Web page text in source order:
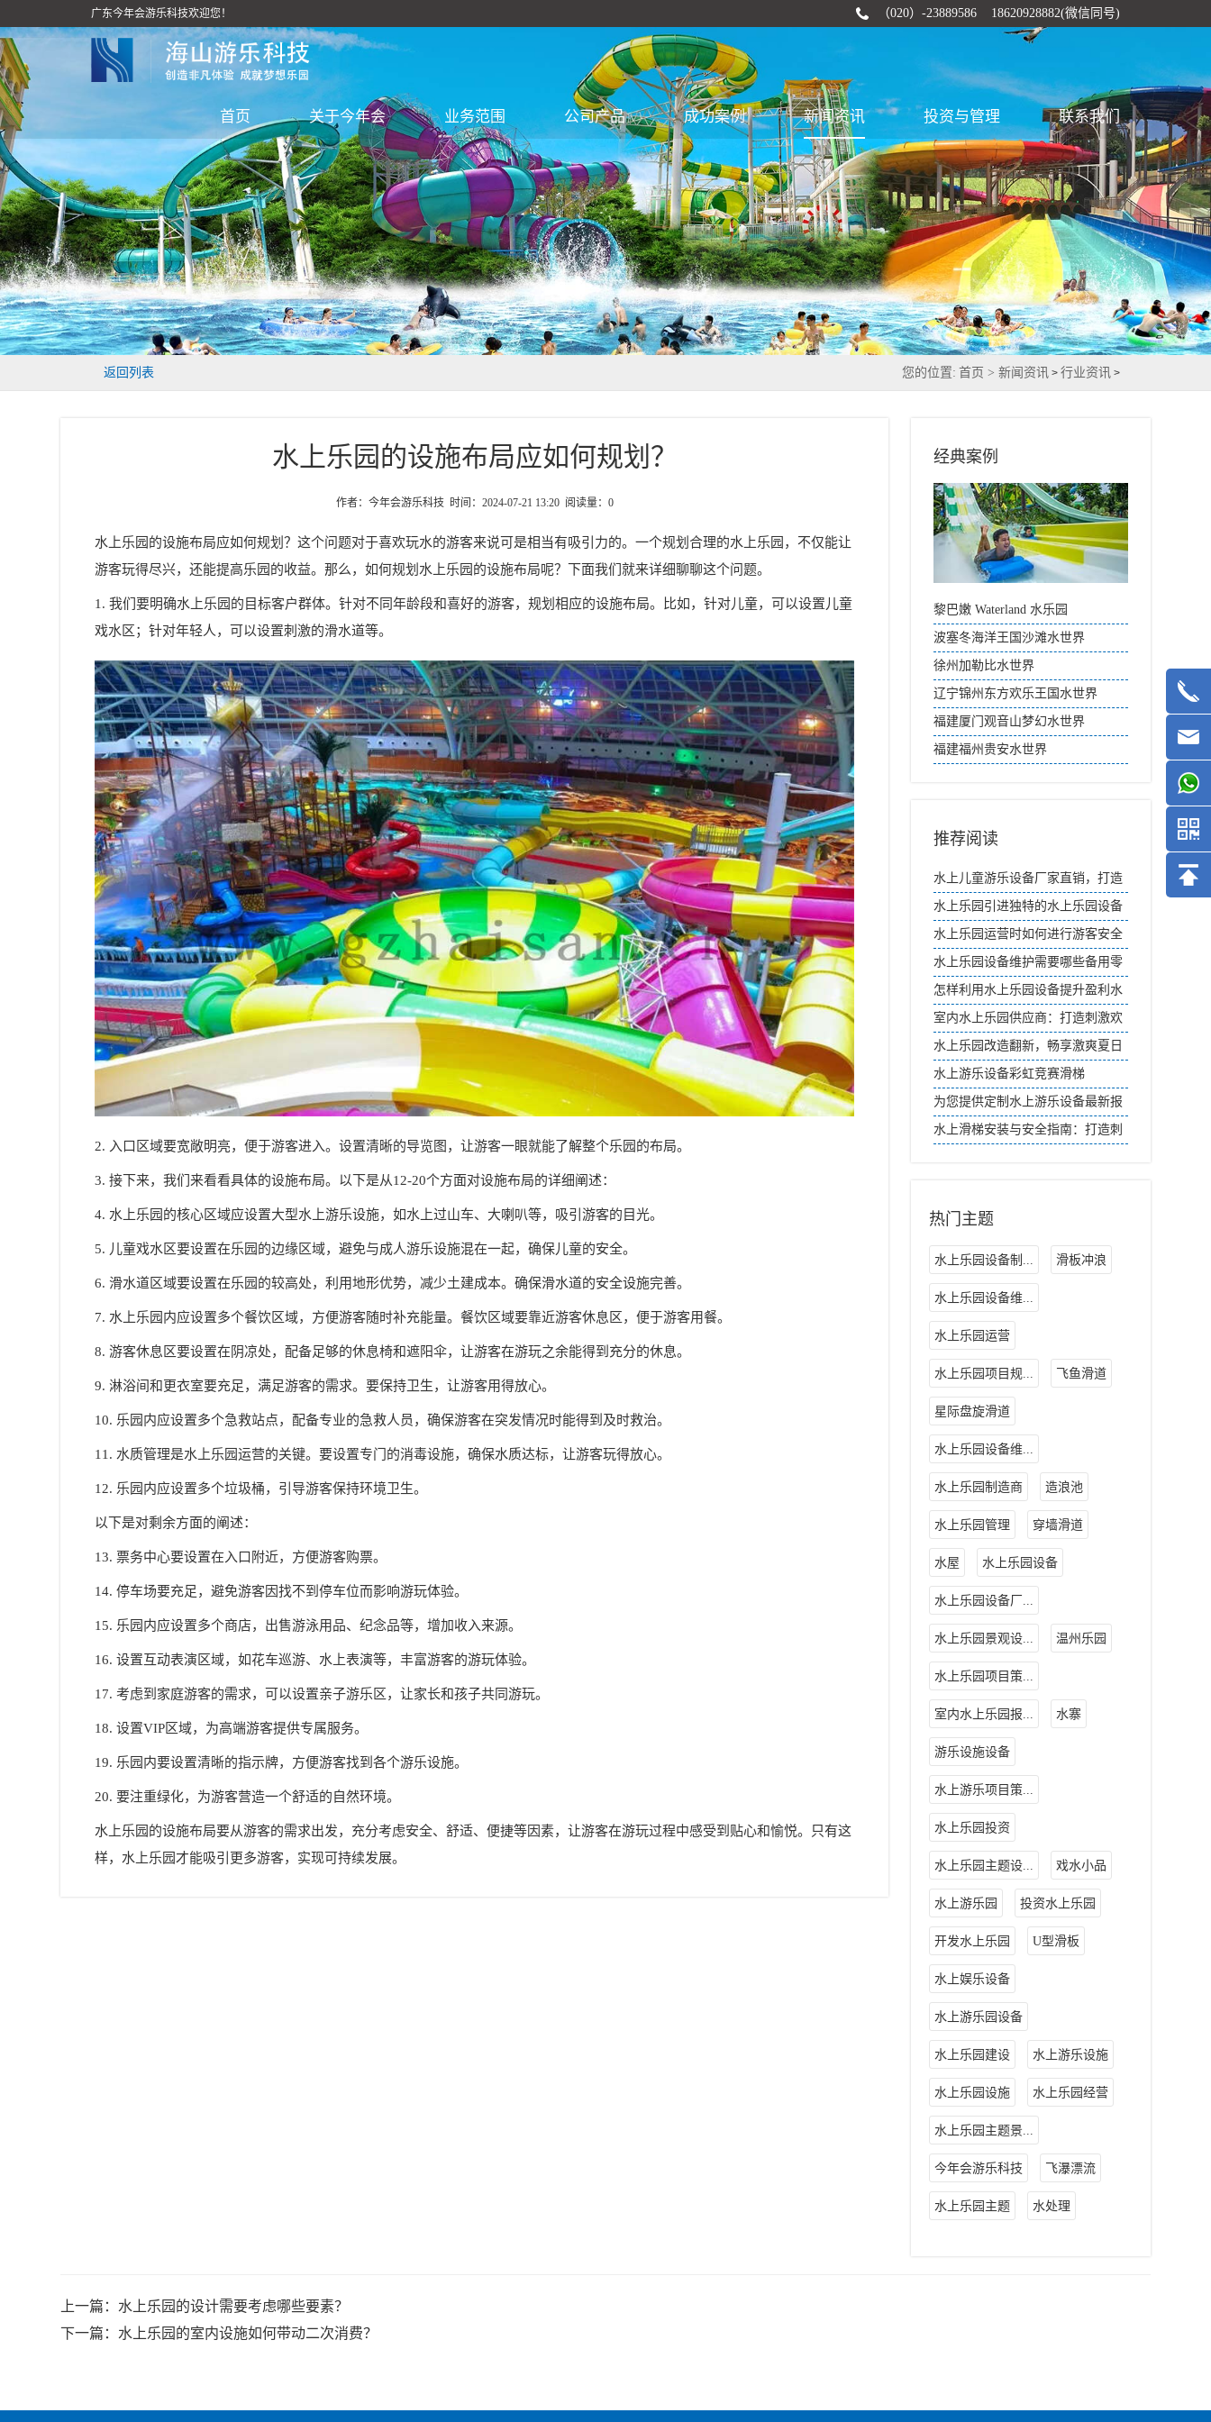
广东今年会游乐科技欢迎您！ （020）-23889586 18620928882(微信同号)
首页 关于今年会 业务范围 公司产品 成功案例 新闻资讯 投资与管理 联系我们
返回列表 您的位置: 首页 >新闻资讯 >行业资讯 >
水上乐园的设施布局应如何规划？
作者：今年会游乐科技 时间：2024-07-21 13:20 阅读量： 0
水上乐园的设施布局应如何规划？这个问题对于喜欢玩水的游客来说可是相当有吸引力的。一个规划合理的水上乐园，不仅能让
游客玩得尽兴，还能提高乐园的收益。那么，如何规划水上乐园的设施布局呢？下面我们就来详细聊聊这个问题。
1. 我们要明确水上乐园的目标客户群体。针对不同年龄段和喜好的游客，规划相应的设施布局。比如，针对儿童，可以设置儿童
戏水区；针对年轻人，可以设置刺激的滑水道等。
2. 入口区域要宽敞明亮，便于游客进入。设置清晰的导览图，让游客一眼就能了解整个乐园的布局。
3. 接下来，我们来看看具体的设施布局。以下是从12-20个方面对设施布局的详细阐述：
4. 水上乐园的核心区域应设置大型水上游乐设施，如水上过山车、大喇叭等，吸引游客的目光。
5. 儿童戏水区要设置在乐园的边缘区域，避免与成人游乐设施混在一起，确保儿童的安全。
6. 滑水道区域要设置在乐园的较高处，利用地形优势，减少土建成本。确保滑水道的安全设施完善。
7. 水上乐园内应设置多个餐饮区域，方便游客随时补充能量。餐饮区域要靠近游客休息区，便于游客用餐。
8. 游客休息区要设置在阴凉处，配备足够的休息椅和遮阳伞，让游客在游玩之余能得到充分的休息。
9. 淋浴间和更衣室要充足，满足游客的需求。要保持卫生，让游客用得放心。
10. 乐园内应设置多个急救站点，配备专业的急救人员，确保游客在突发情况时能得到及时救治。
11. 水质管理是水上乐园运营的关键。要设置专门的消毒设施，确保水质达标，让游客玩得放心。
12. 乐园内应设置多个垃圾桶，引导游客保持环境卫生。
以下是对剩余方面的阐述：
13. 票务中心要设置在入口附近，方便游客购票。
14. 停车场要充足，避免游客因找不到停车位而影响游玩体验。
15. 乐园内应设置多个商店，出售游泳用品、纪念品等，增加收入来源。
16. 设置互动表演区域，如花车巡游、水上表演等，丰富游客的游玩体验。
17. 考虑到家庭游客的需求，可以设置亲子游乐区，让家长和孩子共同游玩。
18. 设置VIP区域，为高端游客提供专属服务。
19. 乐园内要设置清晰的指示牌，方便游客找到各个游乐设施。
20. 要注重绿化，为游客营造一个舒适的自然环境。
水上乐园的设施布局要从游客的需求出发，充分考虑安全、舒适、便捷等因素，让游客在游玩过程中感受到贴心和愉悦。只有这
样，水上乐园才能吸引更多游客，实现可持续发展。
经典案例
黎巴嫩 Waterland 水乐园
波塞冬海洋王国沙滩水世界
徐州加勒比水世界
辽宁锦州东方欢乐王国水世界
福建厦门观音山梦幻水世界
福建福州贵安水世界
推荐阅读
水上儿童游乐设备厂家直销，打造
欢乐水世界
水上乐园引进独特的水上乐园设备
营造差异性
水上乐园运营时如何进行游客安全
教育？
水上乐园设备维护需要哪些备用零
件？
怎样利用水上乐园设备提升盈利水
平
室内水上乐园供应商：打造刺激欢
乐的水上世界
水上乐园改造翻新，畅享激爽夏日
时光
水上游乐设备彩虹竞赛滑梯
为您提供定制水上游乐设备最新报
价
水上滑梯安装与安全指南：打造刺
热门主题
水上乐园设备制... 滑板冲浪
水上乐园设备维...
水上乐园运营
水上乐园项目规... 飞鱼滑道
星际盘旋滑道
水上乐园设备维...
水上乐园制造商 造浪池
水上乐园管理 穿墙滑道
水屋 水上乐园设备
水上乐园设备厂...
水上乐园景观设... 温州乐园
水上乐园项目策...
室内水上乐园报... 水寨
游乐设施设备
水上游乐项目策...
水上乐园投资
水上乐园主题设... 戏水小品
水上游乐园 投资水上乐园
开发水上乐园 U型滑板
水上娱乐设备
水上游乐园设备
水上乐园建设 水上游乐设施
水上乐园设施 水上乐园经营
水上乐园主题景...
今年会游乐科技 飞瀑漂流
水上乐园主题 水处理
上一篇： 水上乐园的设计需要考虑哪些要素？
下一篇： 水上乐园的室内设施如何带动二次消费？